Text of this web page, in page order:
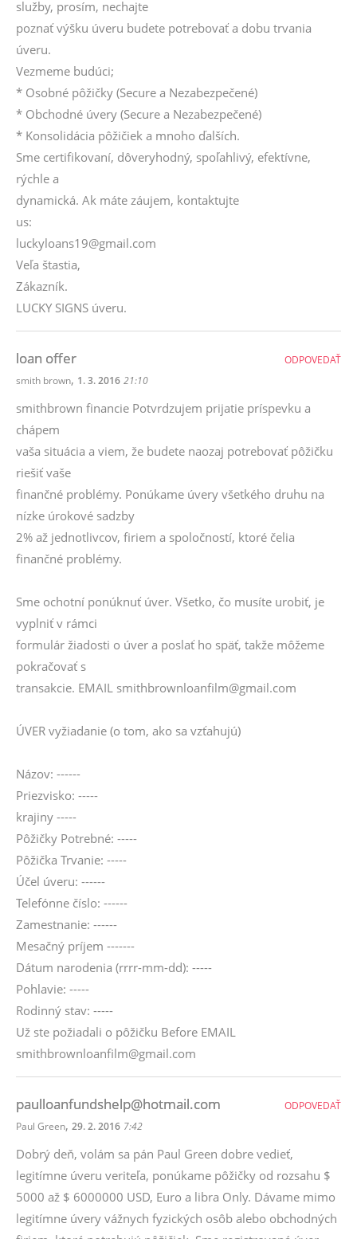
služby, prosím, nechajte
poznať výšku úveru budete potrebovať a dobu trvania
úveru.
Vezmeme budúci;
* Osobné pôžičky (Secure a Nezabezpečené)
* Obchodné úvery (Secure a Nezabezpečené)
* Konsolidácia pôžičiek a mnoho ďalších.
Sme certifikovaní, dôveryhodný, spoľahlivý, efektívne,
rýchle a
dynamická. Ak máte záujem, kontaktujte
us:
luckyloans19@gmail.com
Veľa štastia,
Zákazník.
LUCKY SIGNS úveru.
loan offer
smith brown, 1. 3. 2016 21:10
smithbrown financie Potvrdzujem prijatie príspevku a
chápem
vaša situácia a viem, že budete naozaj potrebovať pôžičku
riešiť vaše
finančné problémy. Ponúkame úvery všetkého druhu na
nízke úrokové sadzby
2% až jednotlivcov, firiem a spoločností, ktoré čelia
finančné problémy.
Sme ochotní ponúknuť úver. Všetko, čo musíte urobiť, je
vyplniť v rámci
formulár žiadosti o úver a poslať ho späť, takže môžeme
pokračovať s
transakcie. EMAIL smithbrownloanfilm@gmail.com
ÚVER vyžiadanie (o tom, ako sa vzťahujú)
Názov: ------
Priezvisko: -----
krajiny -----
Pôžičky Potrebné: -----
Pôžička Trvanie: -----
Účel úveru: ------
Telefónne číslo: ------
Zamestnanie: ------
Mesačný príjem -------
Dátum narodenia (rrrr-mm-dd): -----
Pohlavie: -----
Rodinný stav: -----
Už ste požiadali o pôžičku Before EMAIL
smithbrownloanfilm@gmail.com
ODPOVEDAŤ
paulloanfundshelp@hotmail.com
Paul Green, 29. 2. 2016 7:42
Dobrý deň, volám sa pán Paul Green dobre vedieť,
legitímne úveru veriteľa, ponúkame pôžičky od rozsahu $
5000 až $ 6000000 USD, Euro a libra Only. Dávame mimo
legitímne úvery vážnych fyzických osôb alebo obchodných
ODPOVEDAŤ